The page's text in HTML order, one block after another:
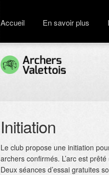
Accueil En savoir plus
Initiation
Le club propose une initiation
archers confirmés. L’arc est
Deux séances d’essai gratuites